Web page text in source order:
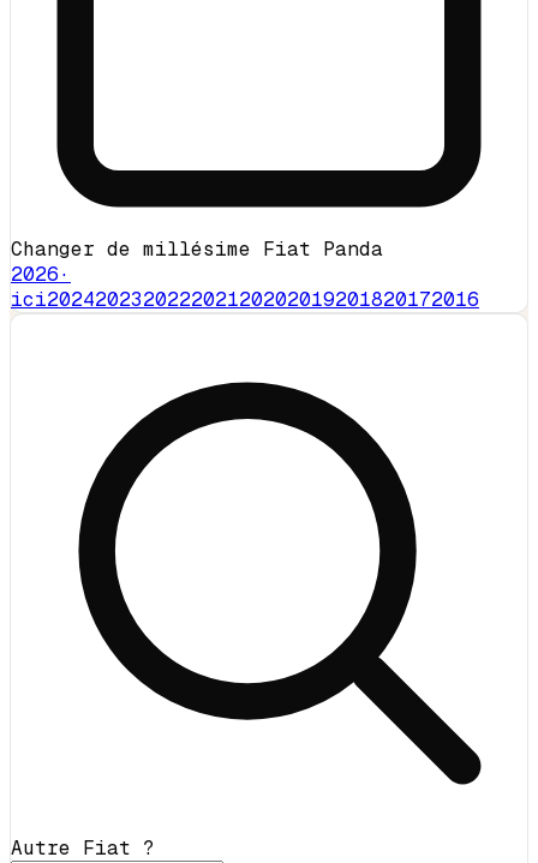
Changer de millésime Fiat Panda
2026·
ici202420232022202120202019201820172016
Autre Fiat ?